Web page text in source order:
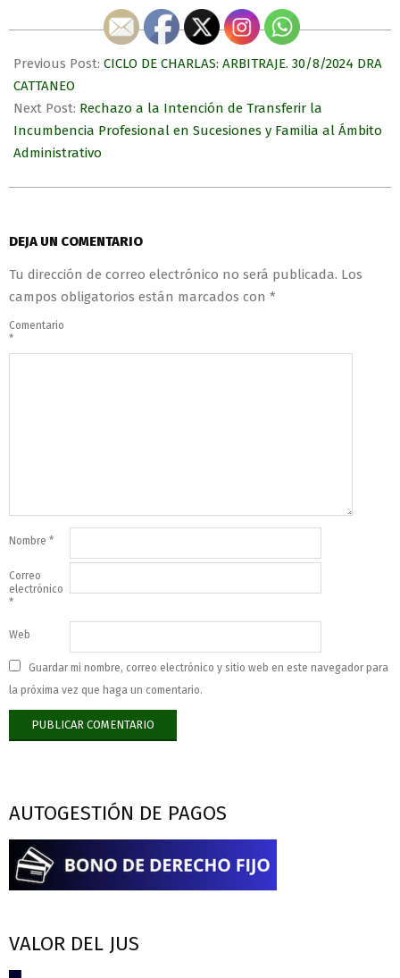
Previous Post: CICLO DE CHARLAS: ARBITRAJE. 30/8/2024 DRA
CATTANEO
Next Post: Rechazo a la Intención de Transferir la
Incumbencia Profesional en Sucesiones y Familia al Ámbito
Administrativo
DEJA UN COMENTARIO
Tu dirección de correo electrónico no será publicada. Los
campos obligatorios están marcados con *
Comentario
*
Nombre *
Correo
electrónico
*
Web
Guardar mi nombre, correo electrónico y sitio web en este navegador para
la próxima vez que haga un comentario.
AUTOGESTIÓN DE PAGOS
VALOR DEL JUS